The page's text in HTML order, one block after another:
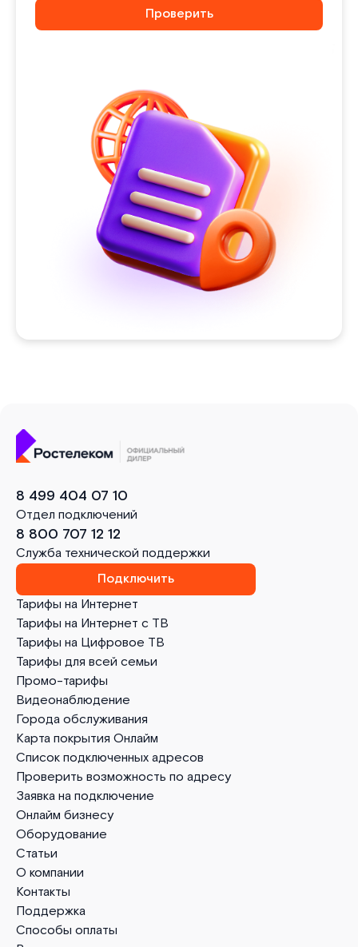
Проверить
Тарифы на Интернет
Тарифы на Интернет с ТВ
Тарифы на Цифровое ТВ
Тарифы для всей семьи
Промо-тарифы
Видеонаблюдение
Города обслуживания
Карта покрытия Онлайм
Список подключенных адресов
Проверить возможность по адресу
Заявка на подключение
Онлайм бизнесу
Оборудование
Статьи
О компании
Контакты
Поддержка
Способы оплаты
8 499 404 07 10
Отдел подключений
8 800 707 12 12
Служба технической поддержки
Подключить